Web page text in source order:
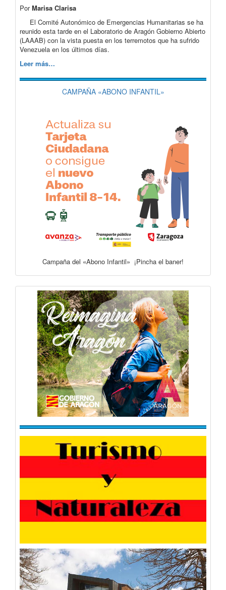
PorMarisa Clarisa
El Comité Autonómico de Emergencias Humanitarias se ha
reunido esta tarde en el Laboratorio de Aragón Gobierno Abierto
(LAAAB) con la vista puesta en los terremotos que ha sufrido
Venezuela en los últimos días.
Leer más…
CAMPAÑA «ABONO INFANTIL»
Campaña del «Abono Infantil» ¡Pincha el baner!